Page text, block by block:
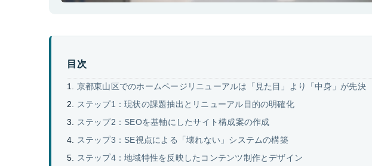
目次
京都東山区でのホームページリニューアルは「見た目」より「中身」が先決
ステップ1：現状の課題抽出とリニューアル目的の明確化
ステップ2：SEOを基軸にしたサイト構成案の作成
ステップ3：SE視点による「壊れない」システムの構築
ステップ4：地域特性を反映したコンテンツ制作とデザイン